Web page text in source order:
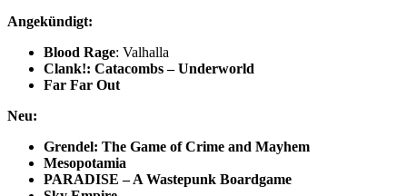
Angekündigt:
Blood Rage: Valhalla
Clank!: Catacombs – Underworld
Far Far Out
Neu:
Grendel: The Game of Crime and Mayhem
Mesopotamia
PARADISE – A Wastepunk Boardgame